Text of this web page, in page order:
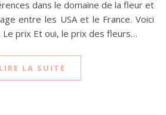
entre les USA et le France. Voici
Le prix Et oui, le prix des fleurs…
LIRE LA SUITE